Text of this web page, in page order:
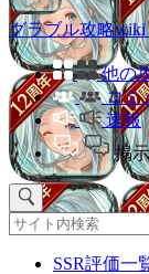
グラブル攻略
他の
コミ
速報
掲
SSR評価一